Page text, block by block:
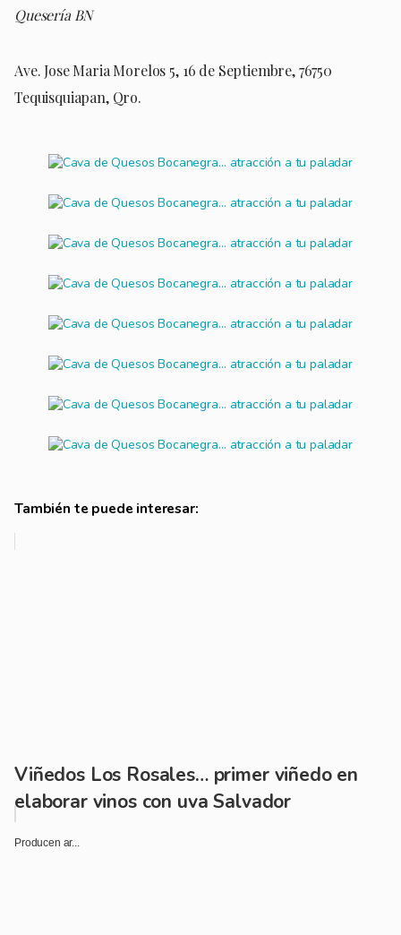
Quesería BN
Ave. Jose Maria Morelos 5, 16 de Septiembre, 76750
Tequisquiapan, Qro.
También te puede interesar:
Viñedos Los Rosales… primer viñedo en
elaborar vinos con uva Salvador
Producen ar...